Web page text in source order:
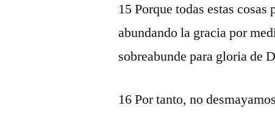
15 Porque todas estas
abundando la gracia por
sobreabunde para gloria de
16 Por tanto, no